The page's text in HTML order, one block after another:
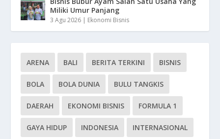
Miliki Umur Panjang
3 Agu 2026 | Ekonomi Bisnis
ARENA BALI BERITA TERKINI BISNIS
BOLA BOLA DUNIA BULU TANGKIS
DAERAH EKONOMI BISNIS FORMULA 1
GAYA HIDUP INDONESIA INTERNASIONAL